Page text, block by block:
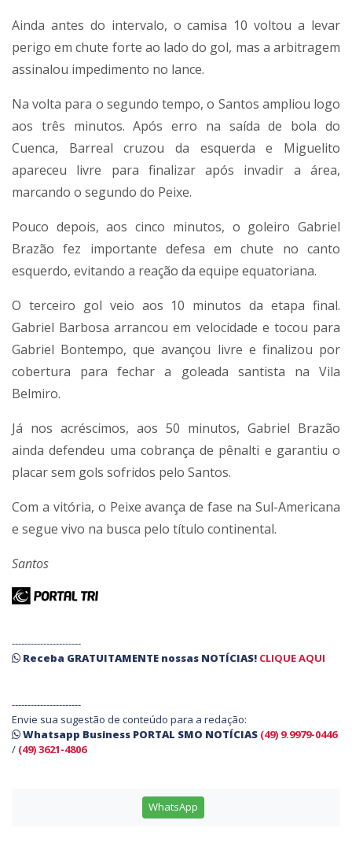
Ainda antes do intervalo, o camisa 10 voltou a levar
perigo em chute forte ao lado do gol, mas a arbitragem
assinalou impedimento no lance.
Na volta para o segundo tempo, o Santos ampliou logo
aos três minutos. Após erro na saída de bola do
Cuenca, Barreal cruzou da esquerda e Miguelito
apareceu livre para finalizar após invadir a área,
marcando o segundo do Peixe.
Pouco depois, aos cinco minutos, o goleiro Gabriel
Brazão fez importante defesa em chute no canto
esquerdo, evitando a reação da equipe equatoriana.
O terceiro gol veio aos 10 minutos da etapa final.
Gabriel Barbosa arrancou em velocidade e tocou para
Gabriel Bontempo, que avançou livre e finalizou por
cobertura para fechar a goleada santista na Vila
Belmiro.
Já nos acréscimos, aos 50 minutos, Gabriel Brazão
ainda defendeu uma cobrança de pênalti e garantiu o
placar sem gols sofridos pelo Santos.
Com a vitória, o Peixe avança de fase na Sul-Americana
e segue vivo na busca pelo título continental.
Santos
----------------------
Receba GRATUITAMENTE nossas NOTÍCIAS! CLIQUE AQUI
----------------------
Envie sua sugestão de conteúdo para a redação:
Whatsapp Business PORTAL SMO NOTÍCIAS (49) 9.9979-0446
/ (49) 3621-4806
WhatsApp